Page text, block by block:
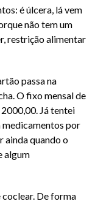
é úlcera, lá vem
não tem um
restrição alimentar
passa na
O fixo mensal de
Já tentei
medicamentos por
ainda quando o
algum
De forma